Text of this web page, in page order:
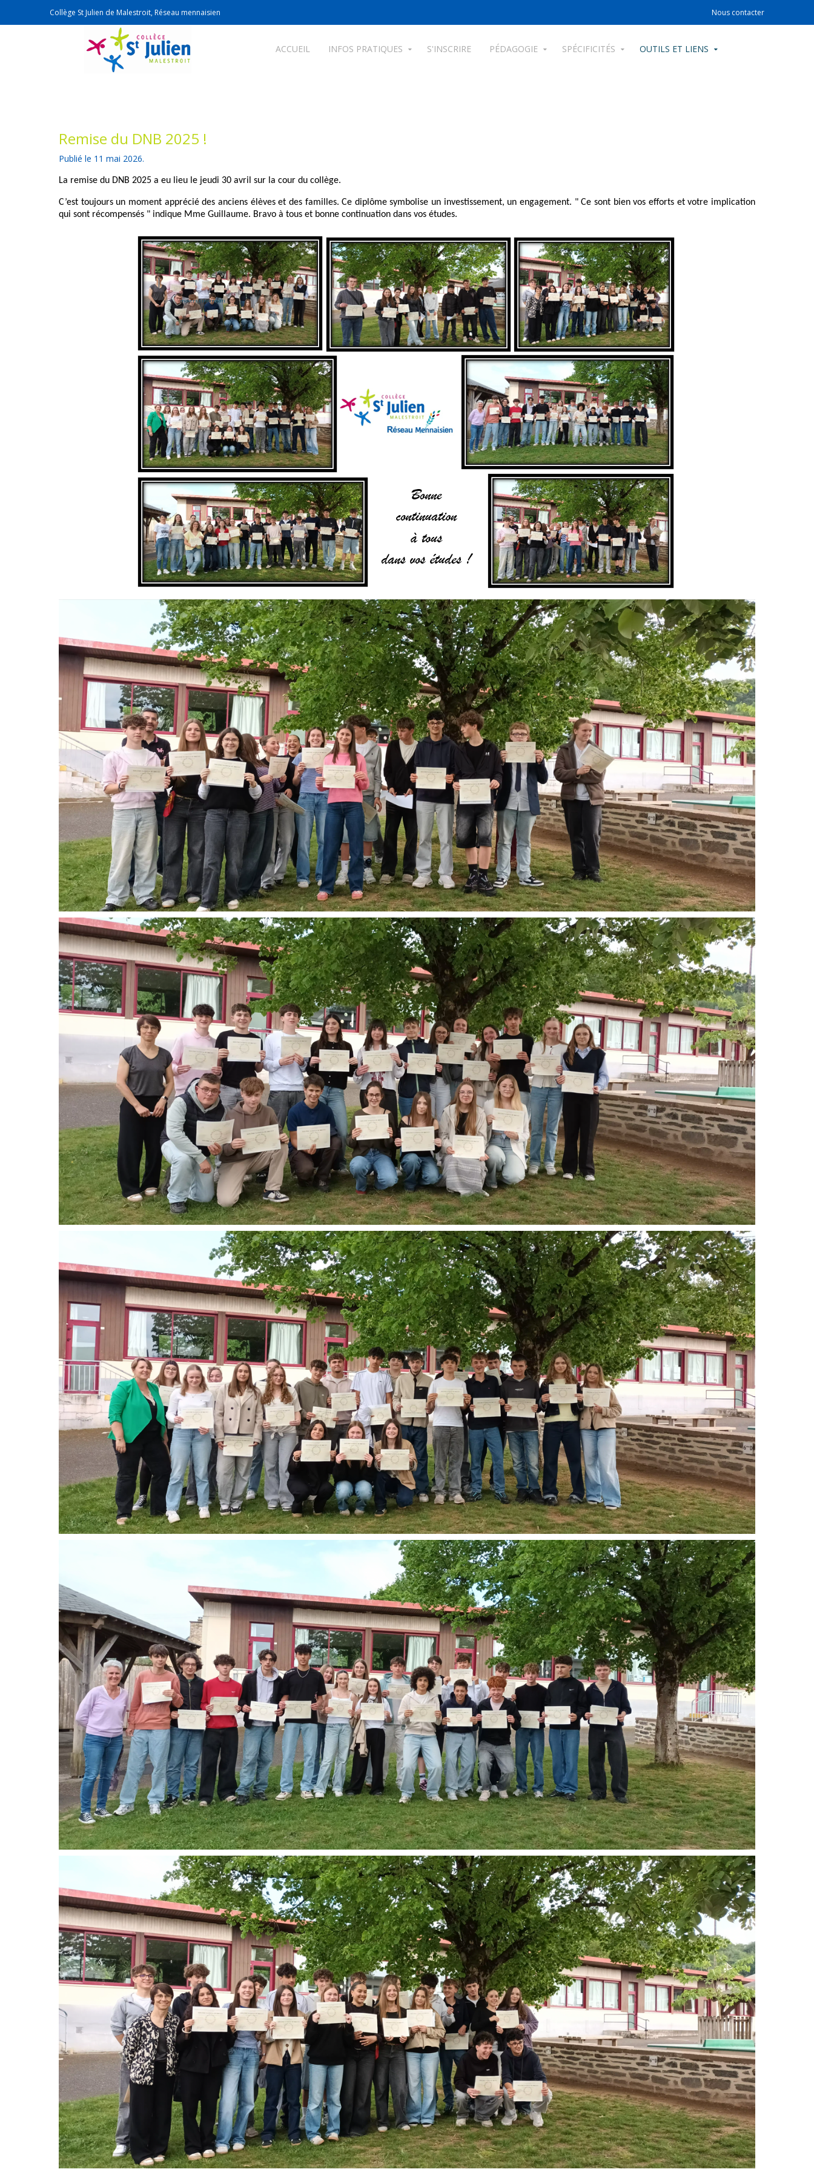
Collège St Julien de Malestroit, Réseau mennaisien Nous contacter
movers cincinnati
ACCUEIL INFOS PRATIQUES S'INSCRIRE PÉDAGOGIE SPÉCIFICITÉS OUTILS ET LIENS
Remise du DNB 2025 !
Publié le 11 mai 2026.
La remise du DNB 2025 a eu lieu le jeudi 30 avril sur la cour du collège.
C’est toujours un moment apprécié des anciens élèves et des familles. Ce diplôme symbolise un investissement, un engagement. " Ce sont bien vos efforts et votre implication
qui sont récompensés " indique Mme Guillaume. Bravo à tous et bonne continuation dans vos études.